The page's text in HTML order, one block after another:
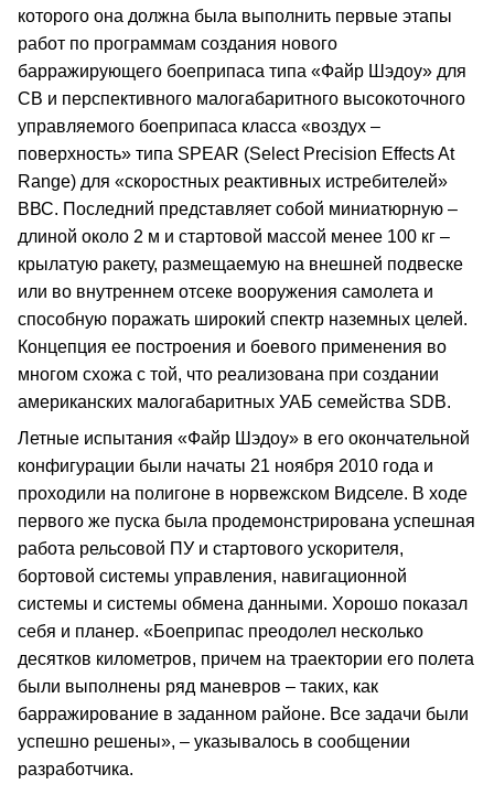
которого она должна была выполнить первые этапы
работ по программам создания нового
барражирующего боеприпаса типа «Файр Шэдоу» для
СВ и перспективного малогабаритного высокоточного
управляемого боеприпаса класса «воздух –
поверхность» типа SPEAR (Select Precision Effects At
Range) для «скоростных реактивных истребителей»
ВВС. Последний представляет собой миниатюрную –
длиной около 2 м и стартовой массой менее 100 кг –
крылатую ракету, размещаемую на внешней подвеске
или во внутреннем отсеке вооружения самолета и
способную поражать широкий спектр наземных целей.
Концепция ее построения и боевого применения во
многом схожа с той, что реализована при создании
американских малогабаритных УАБ семейства SDB.
Летные испытания «Файр Шэдоу» в его окончательной
конфигурации были начаты 21 ноября 2010 года и
проходили на полигоне в норвежском Видселе. В ходе
первого же пуска была продемонстрирована успешная
работа рельсовой ПУ и стартового ускорителя,
бортовой системы управления, навигационной
системы и системы обмена данными. Хорошо показал
себя и планер. «Боеприпас преодолел несколько
десятков километров, причем на траектории его полета
были выполнены ряд маневров – таких, как
барражирование в заданном районе. Все задачи были
успешно решены», – указывалось в сообщении
разработчика.